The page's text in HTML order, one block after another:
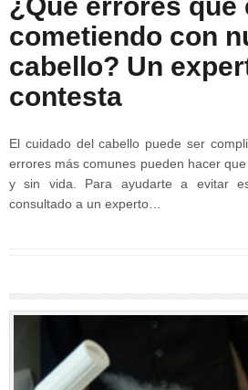
¿Qué errores que
cometiendo con
cabello? Un
contesta
El cuidado del cabello puede ser
errores más comunes pueden hacer
y sin vida. Para ayudarte a evitar
consultado a un experto…